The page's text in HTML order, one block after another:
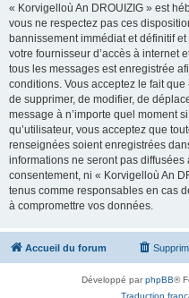
« Korvigelloù An DROUIZIG » est
vous ne respectez pas ces
bannissement immédiat et définitif
votre fournisseur d’accès à internet
tous les messages est enregistrée
conditions. Vous acceptez le fait
de supprimer, de modifier, de
message à n’importe quel moment
qu’utilisateur, vous acceptez que
renseignées soient enregistrées
informations ne seront pas diffusées
consentement, ni « Korvigelloù An
tenus comme responsables en cas
à compromettre vos données.
Accueil du forum
Développé parphpBB®
Traduction